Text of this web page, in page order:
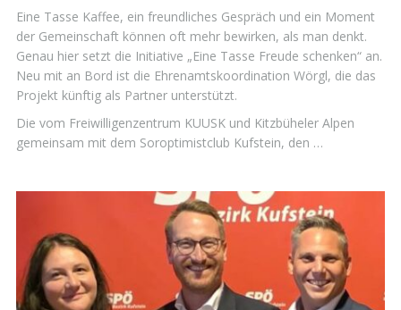
Eine Tasse Kaffee, ein freundliches Gespräch und ein Moment
der Gemeinschaft können oft mehr bewirken, als man denkt.
Genau hier setzt die Initiative „Eine Tasse Freude schenken“ an.
Neu mit an Bord ist die Ehrenamtskoordination Wörgl, die das
Projekt künftig als Partner unterstützt.
Die vom Freiwilligenzentrum KUUSK und Kitzbüheler Alpen
gemeinsam mit dem Soroptimistclub Kufstein, den …